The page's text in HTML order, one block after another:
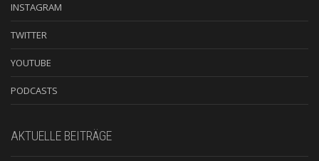
INSTAGRAM
TWITTER
YOUTUBE
PODCASTS
AKTUELLE BEITRÄGE